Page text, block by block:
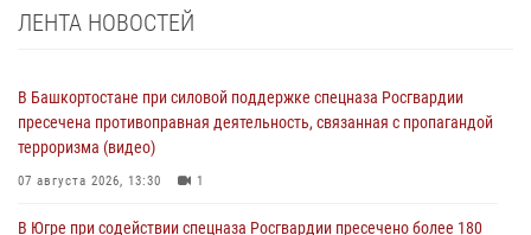
ЛЕНТА НОВОСТЕЙ
В Башкортостане при силовой поддержке спецназа Росгвардии
пресечена противоправная деятельность, связанная с пропагандой
терроризма (видео)
07 августа 2026, 13:30 1
В Югре при содействии спецназа Росгвардии пресечено более 180